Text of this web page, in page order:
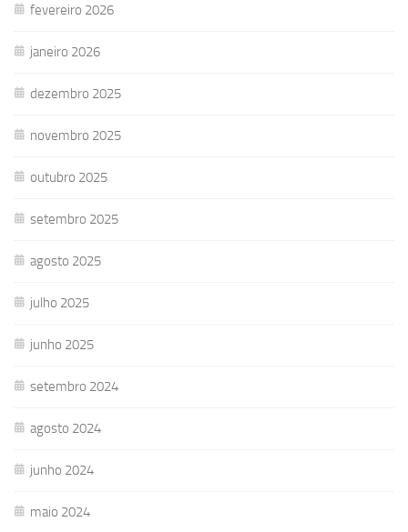
fevereiro 2026
janeiro 2026
dezembro 2025
novembro 2025
outubro 2025
setembro 2025
agosto 2025
julho 2025
junho 2025
setembro 2024
agosto 2024
junho 2024
maio 2024